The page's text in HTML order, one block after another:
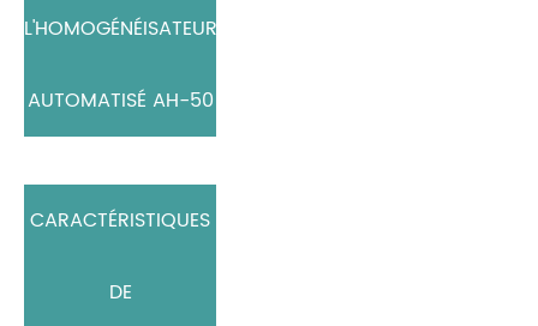
L'HOMOGÉNÉISATEUR
AUTOMATISÉ AH-50
CARACTÉRISTIQUES
DE